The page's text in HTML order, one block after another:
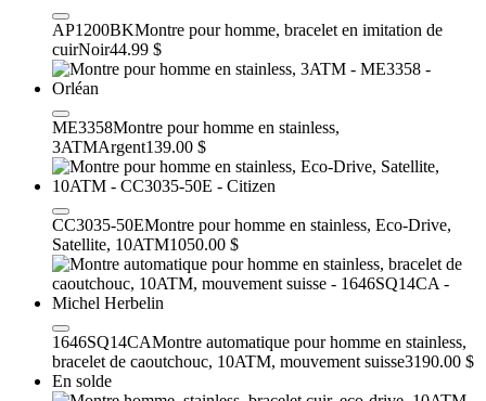
AP1200BKMontre pour homme, bracelet en imitation de
cuirNoir44.99 $
ME3358Montre pour homme en stainless,
3ATMArgent139.00 $
CC3035-50EMontre pour homme en stainless, Eco-Drive,
Satellite, 10ATM1050.00 $
1646SQ14CAMontre automatique pour homme en stainless,
bracelet de caoutchouc, 10ATM, mouvement suisse3190.00 $
En solde